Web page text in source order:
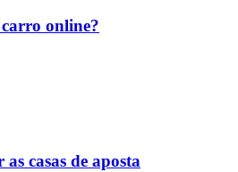
online?
casas de aposta